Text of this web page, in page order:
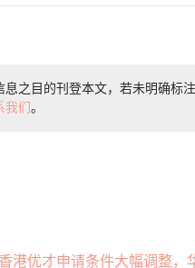
息之目的刊登本文，若未明确标
我们。